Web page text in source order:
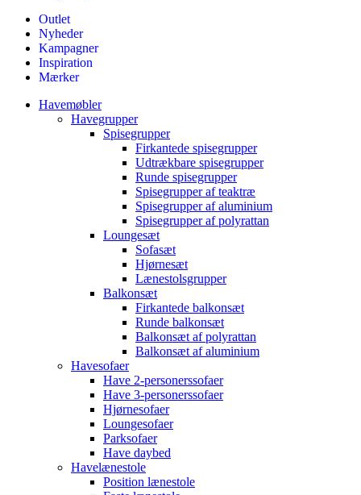
Outlet
Nyheder
Kampagner
Inspiration
Mærker
Havemøbler
Havegrupper
Spisegrupper
Firkantede spisegrupper
Udtrækbare spisegrupper
Runde spisegrupper
Spisegrupper af teaktræ
Spisegrupper af aluminium
Spisegrupper af polyrattan
Loungesæt
Sofasæt
Hjørnesæt
Lænestolsgrupper
Balkonsæt
Firkantede balkonsæt
Runde balkonsæt
Balkonsæt af polyrattan
Balkonsæt af aluminium
Havesofaer
Have 2-personerssofaer
Have 3-personerssofaer
Hjørnesofaer
Loungesofaer
Parksofaer
Have daybed
Havelænestole
Position lænestole